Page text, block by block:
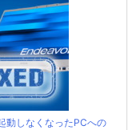
動しなくなったPCへの